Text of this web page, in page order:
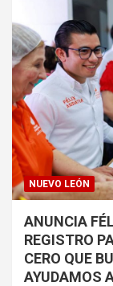
NUEVO LEÓN
ANUNCIA
REGISTRO
CERO QUE
AYUDAMOS